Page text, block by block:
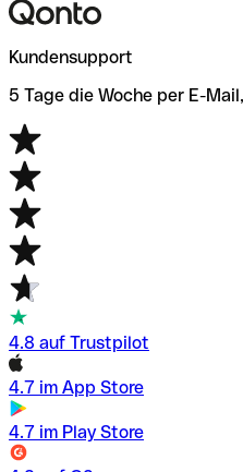
Kundensupport
5 Tage die Woche per E-
4.8 auf Trustpilot
4.7 im App Store
4.7 im Play Store